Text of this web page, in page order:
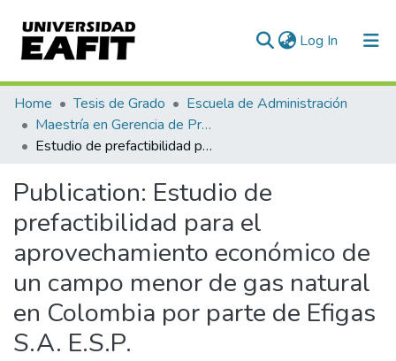
Log In (current)
Communities & Collections
All of DSpace
Home Tesis de Grado
Escuela de Administración
Maestría en Gerencia de Proyectos (Tesis)
Estudio de prefactibilidad para el aprovechamiento económico de un campo menor de gas natural en Colombia por parte de Efigas S.A. E.S.P.
Publication: Estudio de
prefactibilidad para el
aprovechamiento económico de
un campo menor de gas natural
en Colombia por parte de Efigas
S.A. E.S.P.